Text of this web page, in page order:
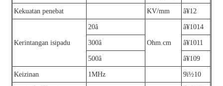
Kekuatan penebat KV/mm â¥12
Kerintangan isipadu
20â
Ohm.cm
â¥1014
300â â¥1011
500â â¥109
Keizinan 1MHz 9ï½10